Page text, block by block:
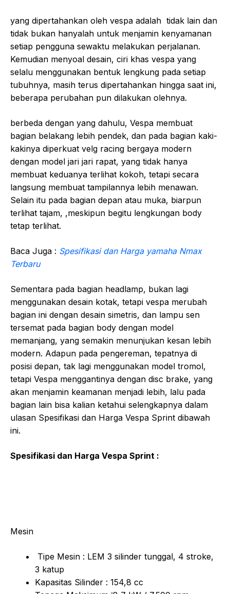
yang dipertahankan oleh vespa adalah tidak lain dan
tidak bukan hanyalah untuk menjamin kenyamanan
setiap pengguna sewaktu melakukan perjalanan.
Kemudian menyoal desain, ciri khas vespa yang
selalu menggunakan bentuk lengkung pada setiap
tubuhnya, masih terus dipertahankan hingga saat ini,
beberapa perubahan pun dilakukan olehnya.
berbeda dengan yang dahulu, Vespa membuat
bagian belakang lebih pendek, dan pada bagian kaki-
kakinya diperkuat velg racing bergaya modern
dengan model jari jari rapat, yang tidak hanya
membuat keduanya terlihat kokoh, tetapi secara
langsung membuat tampilannya lebih menawan.
Selain itu pada bagian depan atau muka, biarpun
terlihat tajam, ,meskipun begitu lengkungan body
tetap terlihat.
Baca Juga : Spesifikasi dan Harga yamaha Nmax
Terbaru
Sementara pada bagian headlamp, bukan lagi
menggunakan desain kotak, tetapi vespa merubah
bagian ini dengan desain simetris, dan lampu sen
tersemat pada bagian body dengan model
memanjang, yang semakin menunjukan kesan lebih
modern. Adapun pada pengereman, tepatnya di
posisi depan, tak lagi menggunakan model tromol,
tetapi Vespa menggantinya dengan disc brake, yang
akan menjamin keamanan menjadi lebih, lalu pada
bagian lain bisa kalian ketahui selengkapnya dalam
ulasan Spesifikasi dan Harga Vespa Sprint dibawah
ini.
Spesifikasi dan Harga Vespa Sprint :
Mesin
Tipe Mesin : LEM 3 silinder tunggal, 4 stroke,
3 katup
Kapasitas Silinder : 154,8 cc